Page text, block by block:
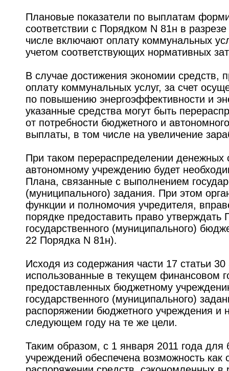
Плановые показатели по выплатам
соответствии с Порядком N 81н в
числе включают оплату коммунальных
учетом соответствующих нормативных
В случае достижения экономии средств,
оплату коммунальных услуг, за счет
по повышению энергоэффективности и
указанные средства могут быть
от потребности бюджетного и
выплаты, в том числе на увеличение
При таком перераспределении денежных
автономному учреждению будет
Плана, связанные с выполнением
(муниципального) задания. При этом
функции и полномочия учредителя,
порядке предоставить право утверждать
государственного (муниципального)
22 Порядка N 81н).
Исходя из содержания части 17 статьи
использованные в текущем финансовом
предоставленных бюджетному
государственного (муниципального)
распоряжении бюджетного учреждения и
следующем году на те же цели.
Таким образом, с 1 января 2011 года
учреждений обеспечена возможность как